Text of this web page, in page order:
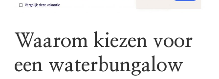
Waarom kiezen voor
een waterbungalow